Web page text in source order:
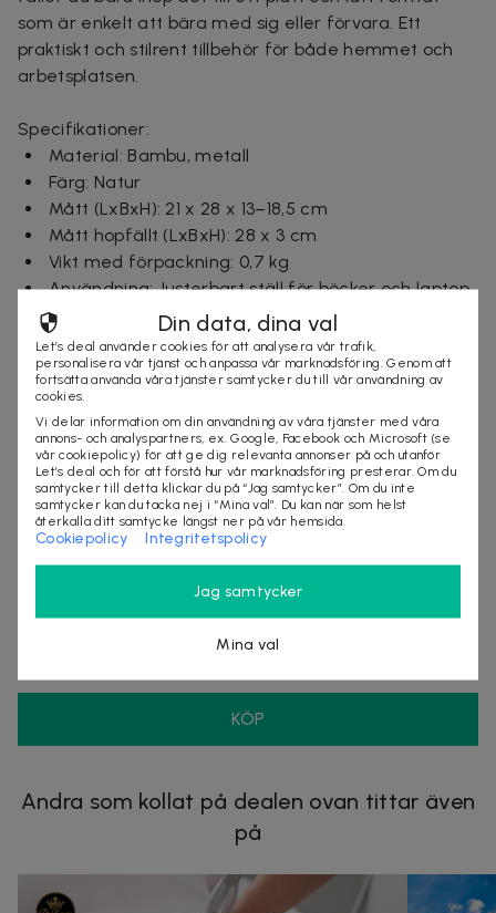
som är enkelt att bära med sig eller förvara. Ett
praktiskt och stilrent tillbehör för både hemmet och
arbetsplatsen.
Specifikationer:
Material: Bambu, metall
Färg: Natur
Mått (LxBxH): 21 x 28 x 13–18,5 cm
Mått hopfällt (LxBxH): 28 x 3 cm
Vikt med förpackning: 0,7 kg
Användning: Justerbart ställ för böcker och laptop
CE-märkning: Ja
Ursprungsland: Polen
Garanti: Standardgaranti för fabrikationsfel
Ingår i paketet:
1 st bokställ i bambu
Leveranstid: 1-3 arbetsdagar
556905-5238
KÖP
Andra som kollat på dealen ovan tittar även
på
Din data, dina val
Let’s deal använder cookies för att analysera vår trafik,
personalisera vår tjänst och anpassa vår marknadsföring. Genom att
fortsätta använda våra tjänster samtycker du till vår användning av
cookies.
Vi delar information om din användning av våra tjänster med våra
annons- och analyspartners, ex. Google, Facebook och Microsoft (se
vår cookiepolicy) för att ge dig relevanta annonser på och utanför
Let’s deal och för att förstå hur vår marknadsföring presterar. Om du
samtycker till detta klickar du på “Jag samtycker”. Om du inte
samtycker kan du tacka nej i “Mina val”. Du kan när som helst
återkalla ditt samtycke längst ner på vår hemsida.
Cookiepolicy Integritetspolicy
Jag samtycker
Mina val